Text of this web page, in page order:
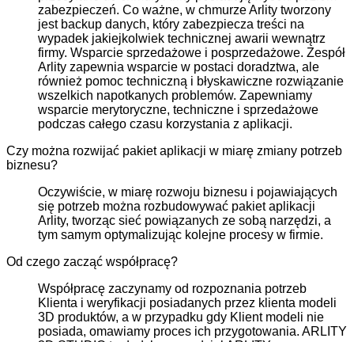
zabezpieczeń. Co ważne, w chmurze Arlity tworzony
jest backup danych, który zabezpiecza treści na
wypadek jakiejkolwiek technicznej awarii wewnątrz
firmy. Wsparcie sprzedażowe i posprzedażowe. Zespół
Arlity zapewnia wsparcie w postaci doradztwa, ale
również pomoc techniczną i błyskawiczne rozwiązanie
wszelkich napotkanych problemów. Zapewniamy
wsparcie merytoryczne, techniczne i sprzedażowe
podczas całego czasu korzystania z aplikacji.
Czy można rozwijać pakiet aplikacji w miarę zmiany potrzeb
biznesu?
Oczywiście, w miarę rozwoju biznesu i pojawiających
się potrzeb można rozbudowywać pakiet aplikacji
Arlity, tworząc sieć powiązanych ze sobą narzędzi, a
tym samym optymalizując kolejne procesy w firmie.
Od czego zacząć współpracę?
Współpracę zaczynamy od rozpoznania potrzeb
Klienta i weryfikacji posiadanych przez klienta modeli
3D produktów, a w przypadku gdy Klient modeli nie
posiada, omawiamy proces ich przygotowania. ARLITY